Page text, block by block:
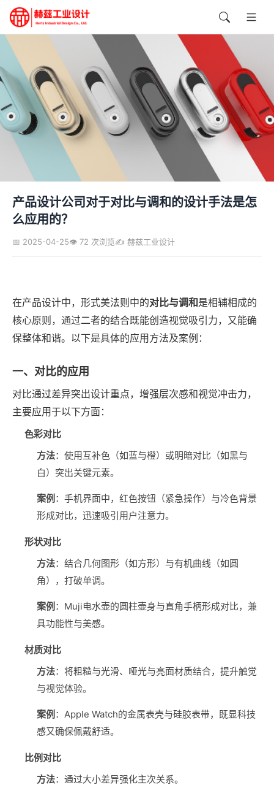
产品设计公司对于对比与调和的设计手法是怎
么应用的？
📅 2025-04-25👁️ 72 次浏览✍️ 赫兹工业设计
在产品设计中，形式美法则中的‌对比与调和‌是相辅相成的
核心原则，通过二者的结合既能创造视觉吸引力，又能确
保整体和谐。以下是具体的应用方法及案例：
一、对比的应用
对比通过差异突出设计重点，增强层次感和视觉冲击力，
主要应用于以下方面：
色彩对比
方法‌：使用互补色（如蓝与橙）或明暗对比（如黑与
白）突出关键元素。
案例 ‌：手机界面中，红色按钮（紧急操作）与冷色背景
形成对比，迅速吸引用户注意力。
形状对比
方法‌：结合几何图形（如方形）与有机曲线（如圆
角），打破单调。
案例 ‌：Muji电水壶的圆柱壶身与直角手柄形成对比，兼
具功能性与美感。
材质对比
方法‌：将粗糙与光滑、哑光与亮面材质结合，提升触觉
与视觉体验。
案例 ‌：Apple Watch的金属表壳与硅胶表带，既显科技
感又确保佩戴舒适。
比例对比
方法‌：通过大小差异强化主次关系。